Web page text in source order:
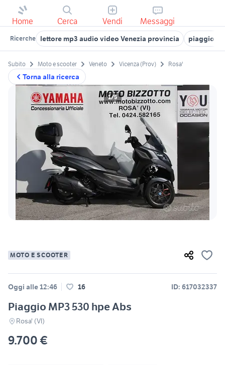
Home Cerca Vendi Messaggi
Ricerche lettore mp3 audio video Venezia provincia piaggio
Torna alla ricerca
Subito Moto e scooter Veneto Vicenza (Prov) Rosa'
1/5
MOTO E SCOOTER
Oggi alle 12:46 16 ID: 617032337
Piaggio MP3 530 hpe Abs
Rosa' (VI)
9.700 €